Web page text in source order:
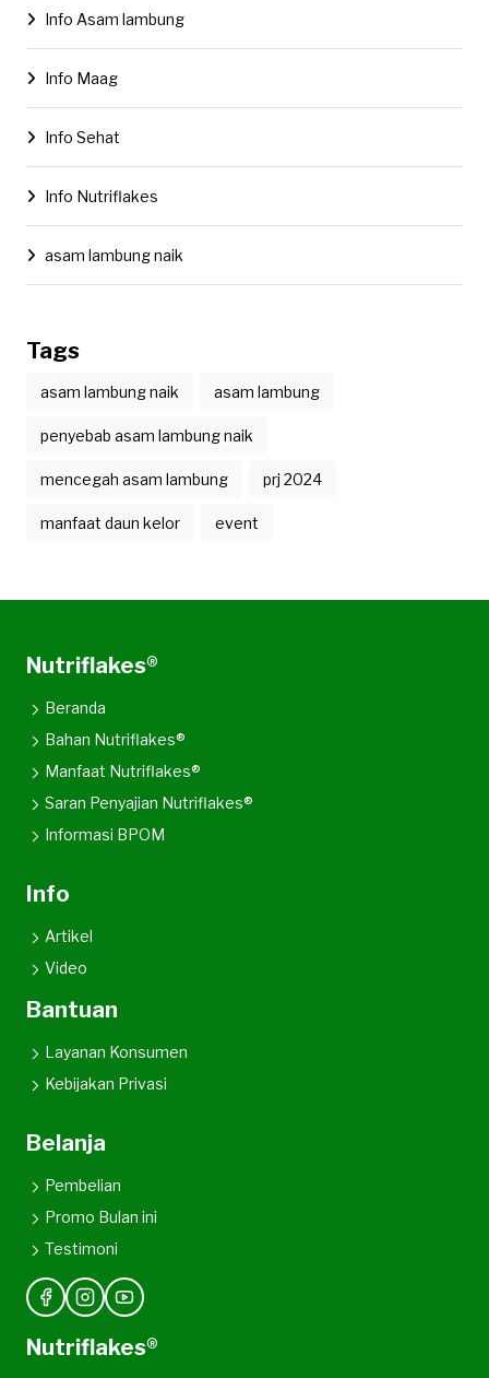
Info Asam lambung
Info Maag
Info Sehat
Info Nutriflakes
asam lambung naik
Tags
asam lambung naik asam lambung
penyebab asam lambung naik
mencegah asam lambung prj 2024
manfaat daun kelor event
Nutriflakes®
Beranda
Bahan Nutriflakes®
Manfaat Nutriflakes®
Saran Penyajian Nutriflakes®
Informasi BPOM
Info
Artikel
Video
Bantuan
Layanan Konsumen
Kebijakan Privasi
Belanja
Pembelian
Promo Bulan ini
Testimoni
Nutriflakes®